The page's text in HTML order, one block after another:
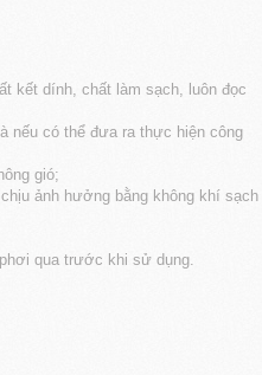
kết dính, chất làm sạch, luôn đọc
nếu có thể đưa ra thực hiện công
gió;
ảnh hưởng bằng không khí sạch
qua trước khi sử dụng.